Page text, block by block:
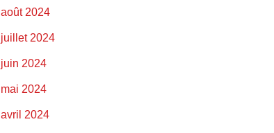
août 2024
juillet 2024
juin 2024
mai 2024
avril 2024